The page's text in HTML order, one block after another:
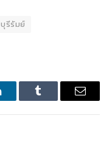
บุรีรัมย์
Tumblr Email